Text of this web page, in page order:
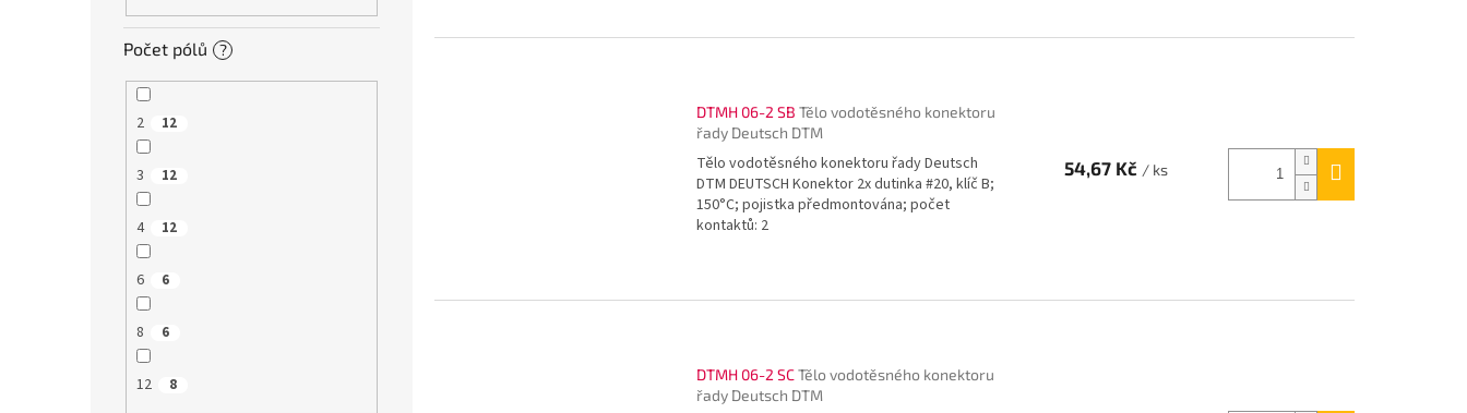
Počet pólů ?
2 12
3 12
4 12
6 6
8 6
12 8
DTMH 06-2 SB Tělo vodotěsného konektoru
řady Deutsch DTM
Tělo vodotěsného konektoru řady Deutsch
DTM DEUTSCH Konektor 2x dutinka #20, klíč B;
150°C; pojistka předmontována; počet
kontaktů: 2
54,67 Kč / ks
DTMH 06-2 SCTělo vodotěsného konektoru
řady Deutsch DTM